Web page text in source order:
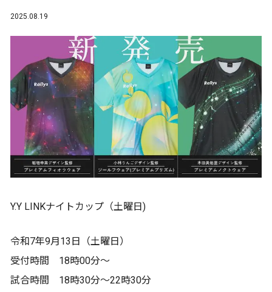
2025.08.19
Y.Y LINKナイトカップ（土曜日)
令和7年9月13日（土曜日）
受付時間 18時00分〜
試合時間 18時30分〜22時30分